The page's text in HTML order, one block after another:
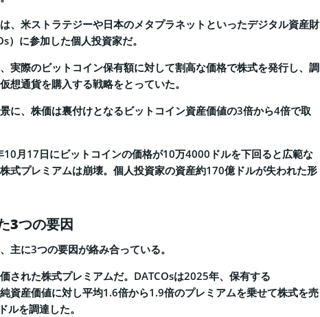
、米ストラテジーや日本のメタプラネットといったデジタル資産財
）に参加した個人投資家だ。
実際のビットコイン保有額に対して割高な価格で株式を発行し、調
想通貨を購入する戦略をとっていた。
に、株価は裏付けとなるビットコイン資産価値の3倍から4倍で取
10月17日にビットコインの価格が10万4000ドルを下回ると広範な
式プレミアムは崩壊。個人投資家の資産約170億ドルが失われた形
3つの要因
主に3つの要因が絡み合っている。
された株式プレミアムだ。DATCOsは2025年、保有する
資産価値に対し平均1.6倍から1.9倍のプレミアムを乗せて株式を売
ルを調達した。